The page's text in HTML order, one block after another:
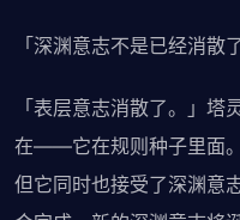
「深渊意志不是已经消散
「表层意志消散了。」
在——它在规则种子里面。
但它同时也接受了深渊意